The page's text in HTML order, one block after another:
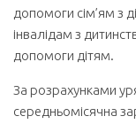
допомоги сім’ям з
інвалідам з
допомоги дітям.
За розрахунками
середньомісячна